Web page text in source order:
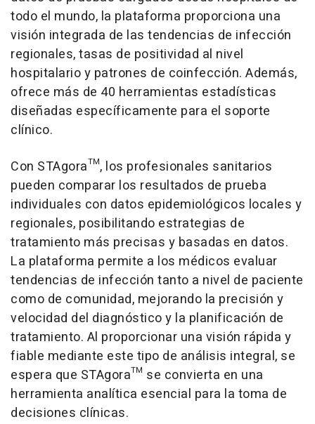
todo el mundo, la plataforma proporciona una
visión integrada de las tendencias de infección
regionales, tasas de positividad al nivel
hospitalario y patrones de coinfección. Además,
ofrece más de 40 herramientas estadísticas
diseñadas específicamente para el soporte
clínico.
Con STAgora™, los profesionales sanitarios
pueden comparar los resultados de prueba
individuales con datos epidemiológicos locales y
regionales, posibilitando estrategias de
tratamiento más precisas y basadas en datos.
La plataforma permite a los médicos evaluar
tendencias de infección tanto a nivel de paciente
como de comunidad, mejorando la precisión y
velocidad del diagnóstico y la planificación de
tratamiento. Al proporcionar una visión rápida y
fiable mediante este tipo de análisis integral, se
espera que STAgora™ se convierta en una
herramienta analítica esencial para la toma de
decisiones clínicas.